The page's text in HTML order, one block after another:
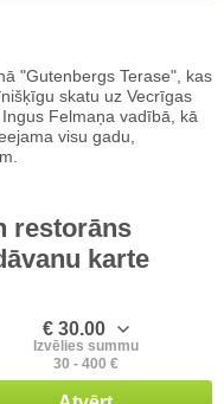
"Gutenbergs Terase", kas
skatu uz Vecrīgas
Felmaņa vadībā, kā
visu gadu,
restorāns
karte
€ 30.00
Izvēlies summu
30 - 400 €